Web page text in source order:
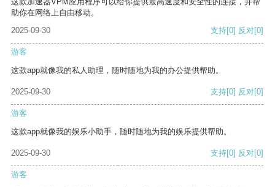
助你在网络上自由移动。
2025-09-30
支持[0] 反对[0]
游客
这款app就像我的私人助理，随时随地为我的办公提供帮助。
2025-09-30 支持[0] 反对[0]
游客
这款app就像我的娱乐小助手，随时随地为我的娱乐提供帮助。
2025-09-30 支持[0] 反对[0]
游客